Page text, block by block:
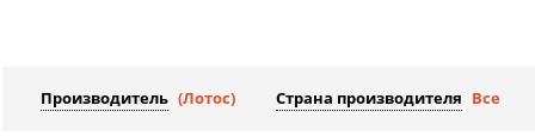
Производитель (Лотос) Страна производителя Все